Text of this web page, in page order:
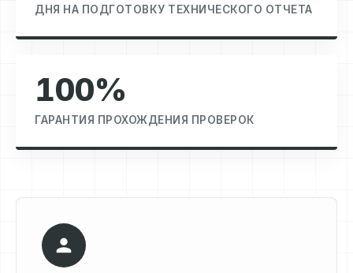
ДНЯ НА ПОДГОТОВКУ ТЕХНИЧЕСКОГО ОТЧЕТА
100%
ГАРАНТИЯ ПРОХОЖДЕНИЯ ПРОВЕРОК